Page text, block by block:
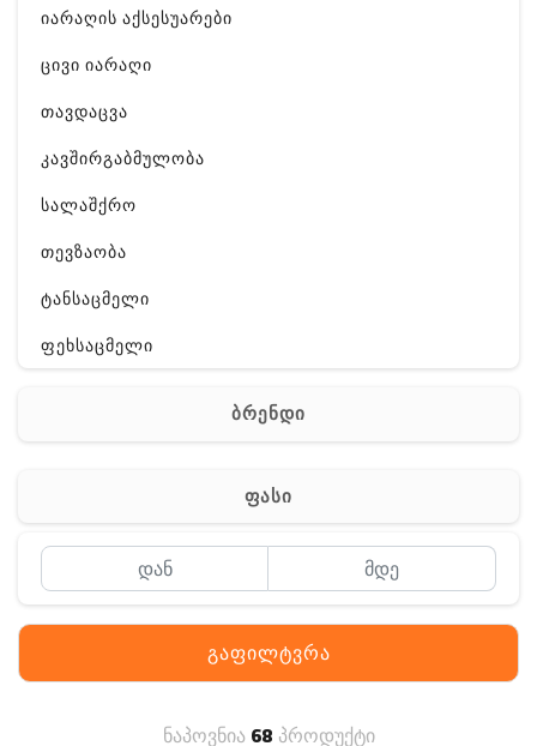
იარაღის აქსესუარები
ცივი იარაღი
თავდაცვა
კავშირგაბმულობა
სალაშქრო
თევზაობა
ტანსაცმელი
ფეხსაცმელი
აქსესუარები
Off-Road
ბრენდი
ფასი
გაფილტვრა
ნაპოვნია68 პროდუქტი